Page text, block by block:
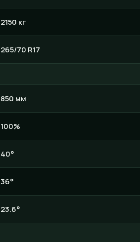
2150 кг
265/70 R17
850 мм
100%
40°
36°
23.6°